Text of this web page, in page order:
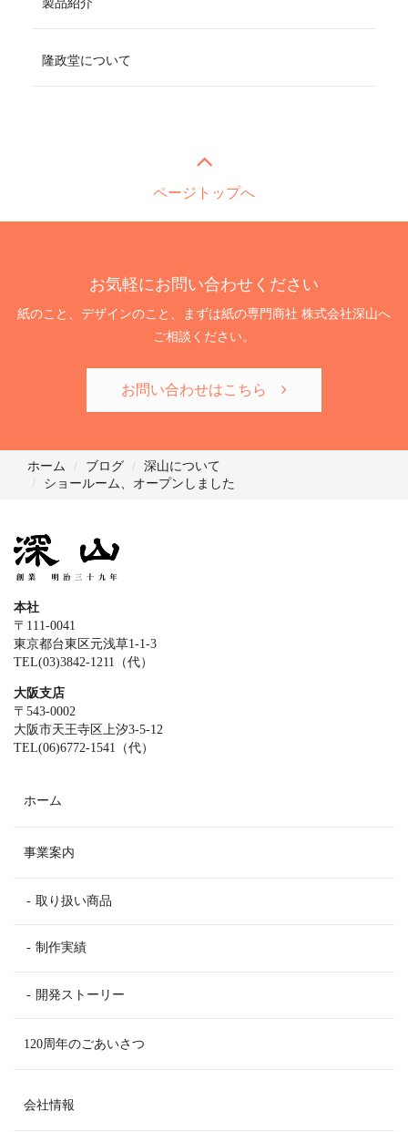
製品紹介
隆政堂について
ページトップへ
お気軽にお問い合わせください
紙のこと、デザインのこと、まずは紙の専門商社 株式会社深山へ
ご相談ください。
お問い合わせはこちら
ホーム ブログ
深山について
ショールーム、オープンしました
本社
〒111-0041
東京都台東区元浅草1-1-3
TEL(03)3842-1211（代）
大阪支店
〒543-0002
大阪市天王寺区上汐3-5-12
TEL(06)6772-1541（代）
ホーム
事業案内
取り扱い商品
制作実績
開発ストーリー
120周年のごあいさつ
会社情報